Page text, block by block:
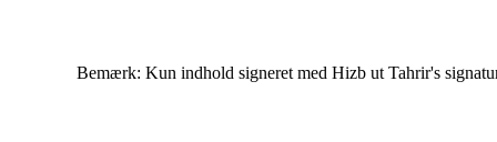
Bemærk: Kun indhold signeret med Hizb ut Tahrir's